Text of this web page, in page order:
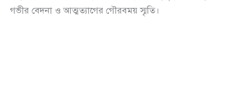
গভীর বেদনা ও আত্মত্যাগের গৌরবময় স্মৃতি।